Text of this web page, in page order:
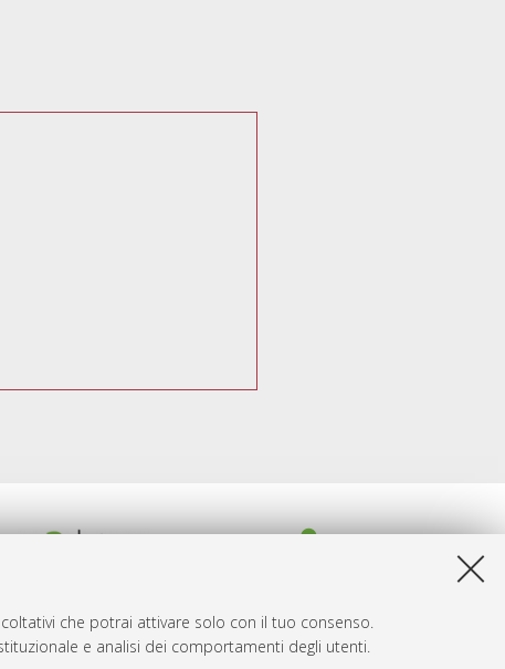
che potrai attivare solo con il tuo consenso.
e analisi dei comportamenti degli utenti.